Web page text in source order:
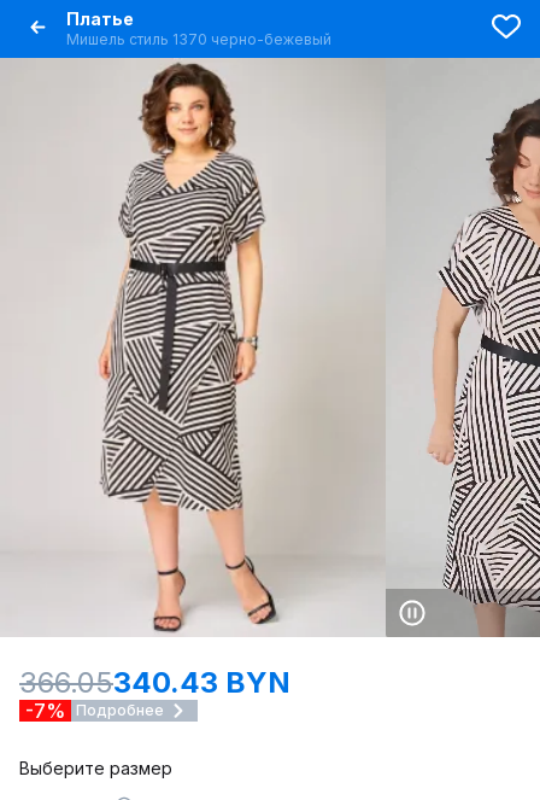
Платье
Мишель стиль 1370 черно-бежевый
366.05340.43 BYN
-7% Подробнее
Выберите размер